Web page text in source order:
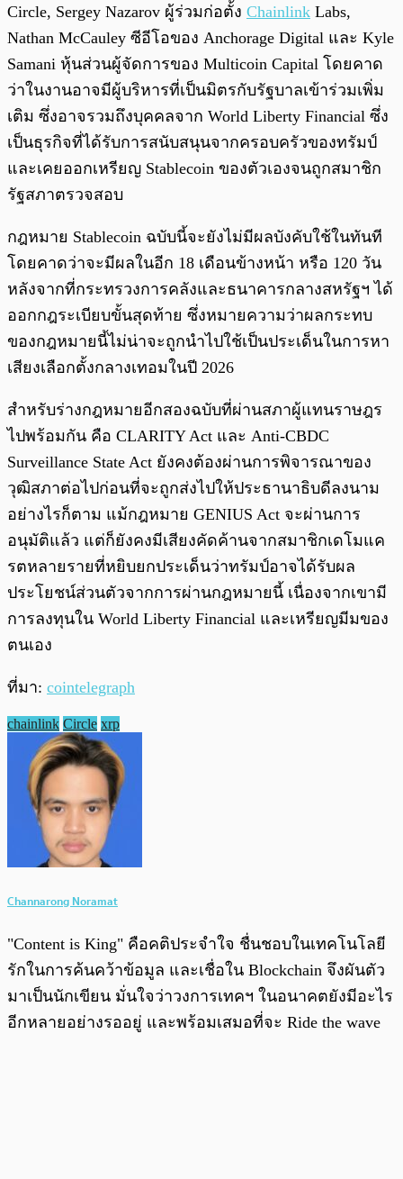
Circle, Sergey Nazarov ผู้ร่วมก่อตั้ง Chainlink Labs,
Nathan McCauley ซีอีโอของ Anchorage Digital และ Kyle
Samani หุ้นส่วนผู้จัดการของ Multicoin Capital โดยคาด
ว่าในงานอาจมีผู้บริหารที่เป็นมิตรกับรัฐบาลเข้าร่วมเพิ่ม
เติม ซึ่งอาจรวมถึงบุคคลจาก World Liberty Financial ซึ่ง
เป็นธุรกิจที่ได้รับการสนับสนุนจากครอบครัวของทรัมป์
และเคยออกเหรียญ Stablecoin ของตัวเองจนถูกสมาชิก
รัฐสภาตรวจสอบ
กฎหมาย Stablecoin ฉบับนี้จะยังไม่มีผลบังคับใช้ในทันที
โดยคาดว่าจะมีผลในอีก 18 เดือนข้างหน้า หรือ 120 วัน
หลังจากที่กระทรวงการคลังและธนาคารกลางสหรัฐฯ ได้
ออกกฎระเบียบขั้นสุดท้าย ซึ่งหมายความว่าผลกระทบ
ของกฎหมายนี้ไม่น่าจะถูกนำไปใช้เป็นประเด็นในการหา
เสียงเลือกตั้งกลางเทอมในปี 2026
สำหรับร่างกฎหมายอีกสองฉบับที่ผ่านสภาผู้แทนราษฎร
ไปพร้อมกัน คือ CLARITY Act และ Anti-CBDC
Surveillance State Act ยังคงต้องผ่านการพิจารณาของ
วุฒิสภาต่อไปก่อนที่จะถูกส่งไปให้ประธานาธิบดีลงนาม
อย่างไรก็ตาม แม้กฎหมาย GENIUS Act จะผ่านการ
อนุมัติแล้ว แต่ก็ยังคงมีเสียงคัดค้านจากสมาชิกเดโมแค
รตหลายรายที่หยิบยกประเด็นว่าทรัมป์อาจได้รับผล
ประโยชน์ส่วนตัวจากการผ่านกฎหมายนี้ เนื่องจากเขามี
การลงทุนใน World Liberty Financial และเหรียญมีมของ
ตนเอง
ที่มา: cointelegraph
chainlink Circle xrp
Channarong Noramat
"Content is King" คือคติประจำใจ ชื่นชอบในเทคโนโลยี
รักในการค้นคว้าข้อมูล และเชื่อใน Blockchain จึงผันตัว
มาเป็นนักเขียน มั่นใจว่าวงการเทคฯ ในอนาคตยังมีอะไร
อีกหลายอย่างรออยู่ และพร้อมเสมอที่จะ Ride the wave